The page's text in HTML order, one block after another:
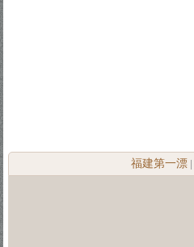
福建第一漂